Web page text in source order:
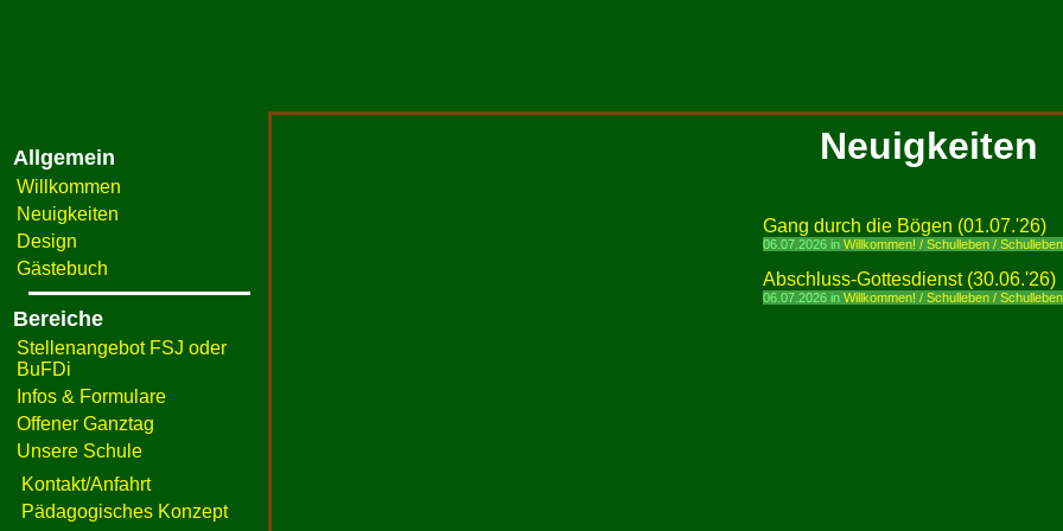
Allgemein
Willkommen
Neuigkeiten
Design
Gästebuch
Bereiche
Stellenangebot FSJ oder
BuFDi
Infos & Formulare
Offener Ganztag
Unsere Schule
Kontakt/Anfahrt
Pädagogisches Konzept
Neuigkeiten
Gang durch die Bögen (01.07.'26)
06.07.2026 in Willkommen! / Schulleben /
Abschluss-Gottesdienst (30.06.'26)
06.07.2026 in Willkommen! / Schulleben /